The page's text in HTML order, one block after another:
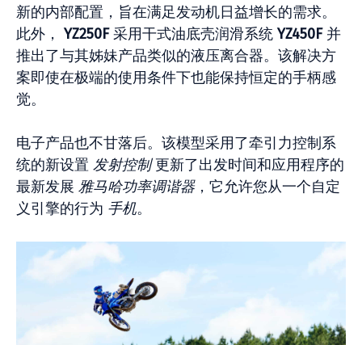
新的内部配置，旨在满足发动机日益增长的需求。
此外， YZ250F采用干式油底壳润滑系统 YZ450F并
推出了与其姊妹产品类似的液压离合器。该解决方
案即使在极端的使用条件下也能保持恒定的手柄感
觉。
电子产品也不甘落后。该模型采用了牵引力控制系
统的新设置 发射控制更新了出发时间和应用程序的
最新发展 雅马哈功率调谐器，它允许您从一个自定
义引擎的行为 手机。